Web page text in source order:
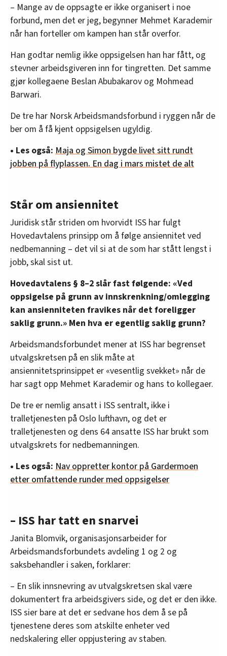
– Mange av de oppsagte er ikke organisert i noe
forbund, men det er jeg, begynner Mehmet Karademir
når han forteller om kampen han står overfor.
Han godtar nemlig ikke oppsigelsen han har fått, og
stevner arbeidsgiveren inn for tingretten. Det samme
gjør kollegaene Beslan Abubakarov og Mohmead
Barwari.
De tre har Norsk Arbeidsmandsforbund i ryggen når de
ber om å få kjent oppsigelsen ugyldig.
• Les også: Maja og Simon bygde livet sitt rundt
jobben på flyplassen. En dag i mars mistet de alt
Står om ansiennitet
Juridisk står striden om hvorvidt ISS har fulgt
Hovedavtalens prinsipp om å følge ansiennitet ved
nedbemanning – det vil si at de som har stått lengst i
jobb, skal sist ut.
Hovedavtalens § 8–2 slår fast følgende: «Ved
oppsigelse på grunn av innskrenkning/omlegging
kan ansienniteten fravikes når det foreligger
saklig grunn.» Men hva er egentlig saklig grunn?
Arbeidsmandsforbundet mener at ISS har begrenset
utvalgskretsen på en slik måte at
ansiennitetsprinsippet er «vesentlig svekket» når de
har sagt opp Mehmet Karademir og hans to kollegaer.
De tre er nemlig ansatt i ISS sentralt, ikke i
tralletjenesten på Oslo lufthavn, og det er
tralletjenesten og dens 64 ansatte ISS har brukt som
utvalgskrets for nedbemanningen.
• Les også: Nav oppretter kontor på Gardermoen
etter omfattende runder med oppsigelser
– ISS har tatt en snarvei
Janita Blomvik, organisasjonsarbeider for
Arbeidsmandsforbundets avdeling 1 og 2 og
saksbehandler i saken, forklarer:
– En slik innsnevring av utvalgskretsen skal være
dokumentert fra arbeidsgivers side, og det er den ikke.
ISS sier bare at det er sedvane hos dem å se på
tjenestene deres som atskilte enheter ved
nedskalering eller oppjustering av staben.